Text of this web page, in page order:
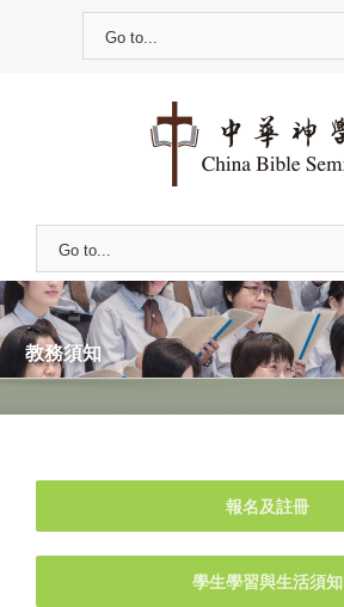
Go to...
Go to...
教務須知
報名及註冊
學生學習與生活須知